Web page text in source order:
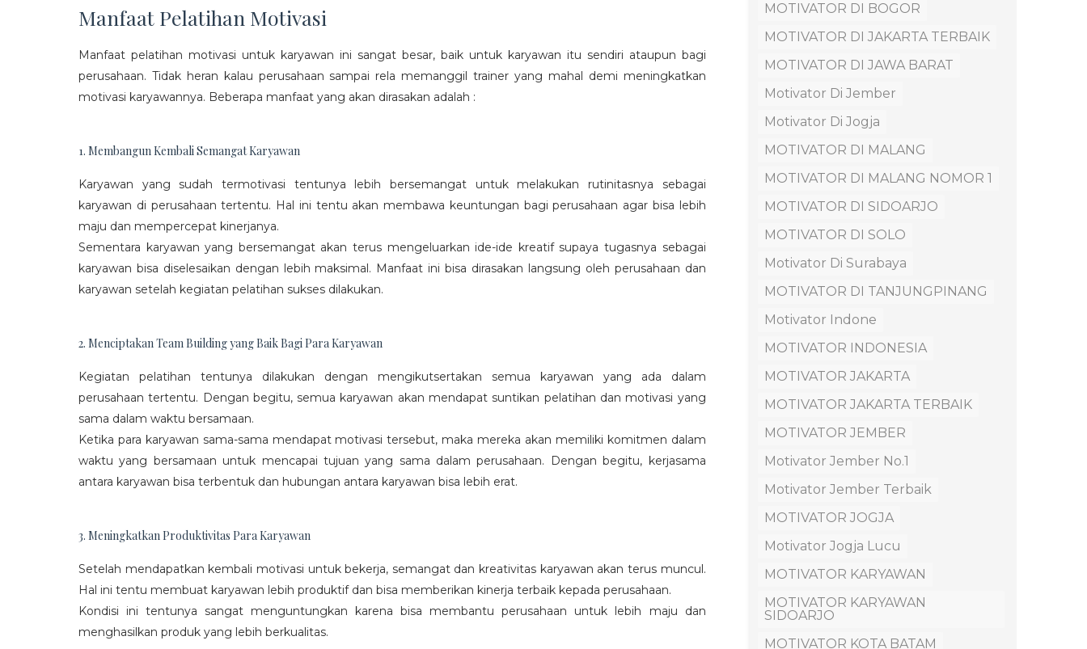
Manfaat Pelatihan Motivasi
Manfaat pelatihan motivasi untuk karyawan ini sangat besar, baik untuk karyawan itu sendiri ataupun bagi
perusahaan. Tidak heran kalau perusahaan sampai rela memanggil trainer yang mahal demi meningkatkan
motivasi karyawannya. Beberapa manfaat yang akan dirasakan adalah :
1. Membangun Kembali Semangat Karyawan
Karyawan yang sudah termotivasi tentunya lebih bersemangat untuk melakukan rutinitasnya sebagai
karyawan di perusahaan tertentu. Hal ini tentu akan membawa keuntungan bagi perusahaan agar bisa lebih
maju dan mempercepat kinerjanya.
Sementara karyawan yang bersemangat akan terus mengeluarkan ide-ide kreatif supaya tugasnya sebagai
karyawan bisa diselesaikan dengan lebih maksimal. Manfaat ini bisa dirasakan langsung oleh perusahaan dan
karyawan setelah kegiatan pelatihan sukses dilakukan.
2. Menciptakan Team Building yang Baik Bagi Para Karyawan
Kegiatan pelatihan tentunya dilakukan dengan mengikutsertakan semua karyawan yang ada dalam
perusahaan tertentu. Dengan begitu, semua karyawan akan mendapat suntikan pelatihan dan motivasi yang
sama dalam waktu bersamaan.
Ketika para karyawan sama-sama mendapat motivasi tersebut, maka mereka akan memiliki komitmen dalam
waktu yang bersamaan untuk mencapai tujuan yang sama dalam perusahaan. Dengan begitu, kerjasama
antara karyawan bisa terbentuk dan hubungan antara karyawan bisa lebih erat.
3. Meningkatkan Produktivitas Para Karyawan
Setelah mendapatkan kembali motivasi untuk bekerja, semangat dan kreativitas karyawan akan terus muncul.
Hal ini tentu membuat karyawan lebih produktif dan bisa memberikan kinerja terbaik kepada perusahaan.
Kondisi ini tentunya sangat menguntungkan karena bisa membantu perusahaan untuk lebih maju dan
menghasilkan produk yang lebih berkualitas.
MOTIVATOR DI BOGOR
MOTIVATOR DI JAKARTA TERBAIK
MOTIVATOR DI JAWA BARAT
Motivator Di Jember
Motivator Di Jogja
MOTIVATOR DI MALANG
MOTIVATOR DI MALANG NOMOR 1
MOTIVATOR DI SIDOARJO
MOTIVATOR DI SOLO
Motivator Di Surabaya
MOTIVATOR DI TANJUNGPINANG
Motivator Indone
MOTIVATOR INDONESIA
MOTIVATOR JAKARTA
MOTIVATOR JAKARTA TERBAIK
MOTIVATOR JEMBER
Motivator Jember No.1
Motivator Jember Terbaik
MOTIVATOR JOGJA
Motivator Jogja Lucu
MOTIVATOR KARYAWAN
MOTIVATOR KARYAWAN
SIDOARJO
MOTIVATOR KOTA BATAM